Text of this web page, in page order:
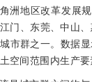
洲地区改革发展
门、东莞、中山
市群之一。数据
空间范围内生产要